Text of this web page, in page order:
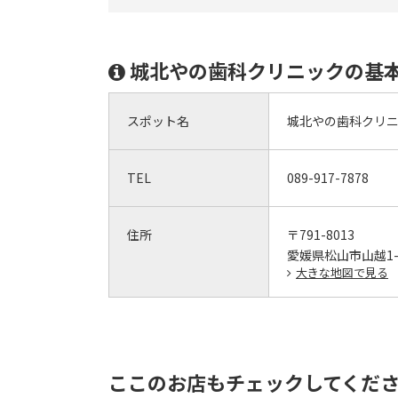
城北やの歯科クリニックの基
スポット名 城北やの歯科クリ
TEL 089-917-7878
住所
〒791-8013
愛媛県松山市山越
大きな地図で見る
ここのお店もチェックしてくだ